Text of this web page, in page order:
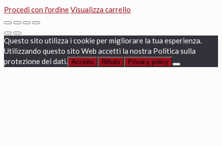
Procedi con l'ordineVisualizza carrello
Questo sito utilizza i cookie per migliorare la tua esperienza.
Utilizzando questo sito Web accetti la nostra Politica sulla
protezione dei dati. Accetto Rifiuto Privacy policy